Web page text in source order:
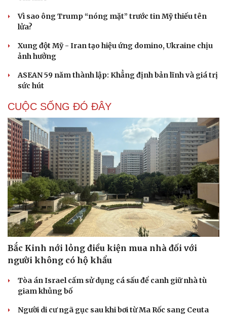
Cải chính
Vì sao ông Trump “nóng mặt” trước tin Mỹ thiếu tên
lửa?
Xung đột Mỹ - Iran tạo hiệu ứng domino, Ukraine chịu
ảnh hưởng
ASEAN 59 năm thành lập: Khẳng định bản lĩnh và giá trị
sức hút
CUỘC SỐNG ĐÓ ĐÂY
Bắc Kinh nới lỏng điều kiện mua nhà đối với
người không có hộ khẩu
Tòa án Israel cấm sử dụng cá sấu để canh giữ nhà tù
giam khủng bố
Người di cư ngã gục sau khi bơi từ Ma Rốc sang Ceuta